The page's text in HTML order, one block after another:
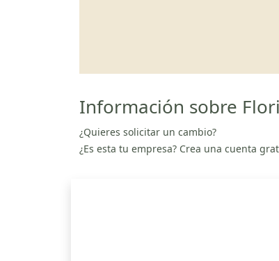
Información sobre
¿Quieres solicitar un cambio?
¿Es esta tu empresa? Crea una cuenta